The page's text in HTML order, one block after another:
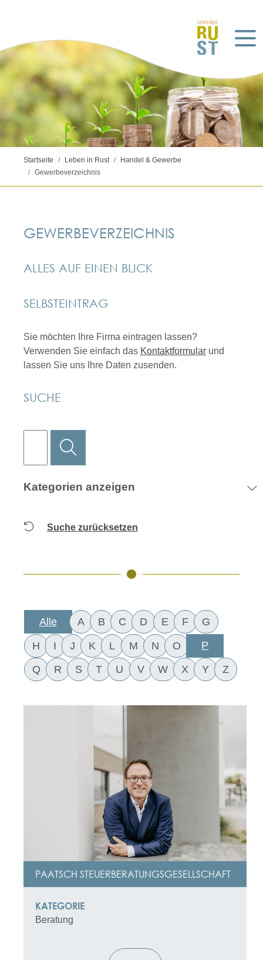
Startseite Leben in Rust
Handel & Gewerbe
Gewerbeverzeichnis
GEWERBEVERZEICHNIS
ALLES AUF EINEN BLICK
SELBSTEINTRAG
Sie möchten Ihre Firma eintragen lassen?
Verwenden Sie einfach das Kontaktformular und
lassen Sie uns Ihre Daten zusenden.
SUCHE
Kategorien anzeigen
Suche zurücksetzen
Alle A B C D E F G
H I J K L M N O P
Q R S T U V W X Y Z
PAATSCH STEUERBERATUNGSGESELLSCHAFT
KATEGORIE
Beratung